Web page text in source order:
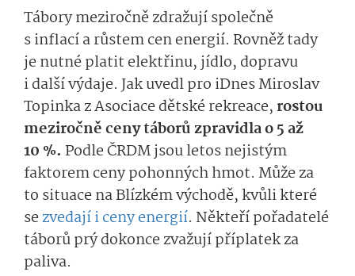
Tábory meziročně zdražují společně
s inflací a růstem cen energií. Rovněž tady
je nutné platit elektřinu, jídlo, dopravu
i další výdaje. Jak uvedl pro iDnes Miroslav
Topinka z Asociace dětské rekreace, rostou
meziročně ceny táborů zpravidla o 5 až
10 %. Podle ČRDM jsou letos nejistým
faktorem ceny pohonných hmot. Může za
to situace na Blízkém východě, kvůli které
sezvedají i ceny energií. Někteří pořadatelé
táborů prý dokonce zvažují příplatek za
paliva.